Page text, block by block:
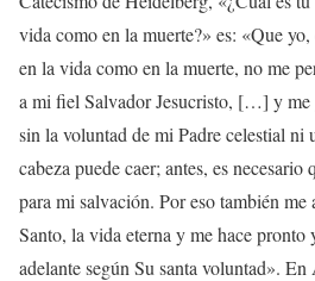
vida como en la muerte?» es: «Que
en la vida como en la muerte, no me
a mi fiel Salvador Jesucristo, […] y me
sin la voluntad de mi Padre celestial ni
cabeza puede caer; antes, es necesario
para mi salvación. Por eso también me
Santo, la vida eterna y me hace
adelante según Su santa voluntad».